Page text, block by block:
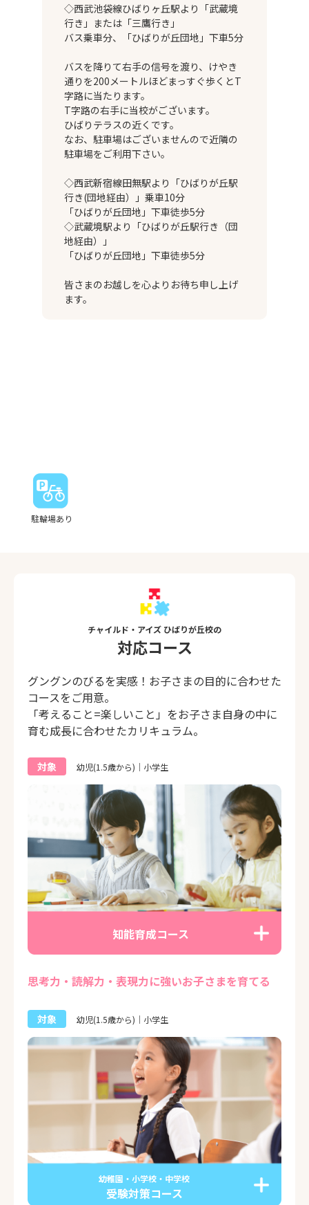
◇西武池袋線ひばりヶ丘駅より「武蔵境
行き」または「三鷹行き」
バス乗車分、「ひばりが丘団地」下車5分
バスを降りて右手の信号を渡り、けやき
通りを200メートルほどまっすぐ歩くとT
字路に当たります。
T字路の右手に当校がございます。
ひばりテラスの近くです。
なお、駐車場はございませんので近隣の
駐車場をご利用下さい。
◇西武新宿線田無駅より「ひばりが丘駅
行き(団地経由）」乗車10分
「ひばりが丘団地」下車徒歩5分
◇武蔵境駅より「ひばりが丘駅行き（団
地経由）」
「ひばりが丘団地」下車徒歩5分
皆さまのお越しを心よりお待ち申し上げ
ます。
駐輪場あり
チャイルド・アイズ ひばりが丘校の
対応コース
グングンのびるを実感！お子さまの目的に合わせた
コースをご用意。
「考えること=楽しいこと」をお子さま自身の中に
育む成長に合わせたカリキュラム。
対象 幼児(1.5歳から)｜小学生
知能育成コース
思考力・読解力・表現力に強いお子さまを育てる
対象 幼児(1.5歳から)｜小学生
幼稚園・小学校・中学校
受験対策コース